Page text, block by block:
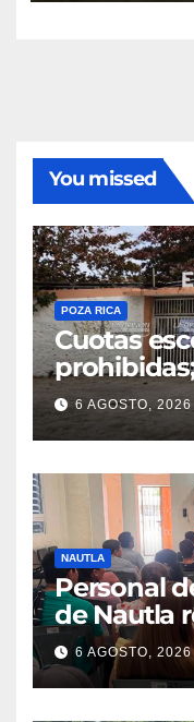
You missed
POZA RICA
Cuotas
6 AGOSTO, 2026
NAUTLA
Personal
de Nautla
en6 AGOSTO, 2026